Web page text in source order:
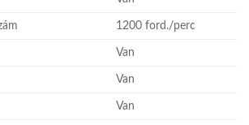
1200 ford./perc
Van
Van
Van